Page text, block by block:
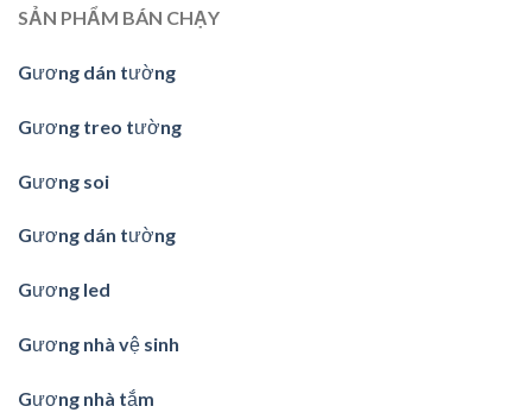
SẢN PHẨM BÁN CHẠY
Gương dán tường
Gương treo tường
Gương soi
Gương dán tường
Gương led
Gương nhà vệ sinh
Gương nhà tắm